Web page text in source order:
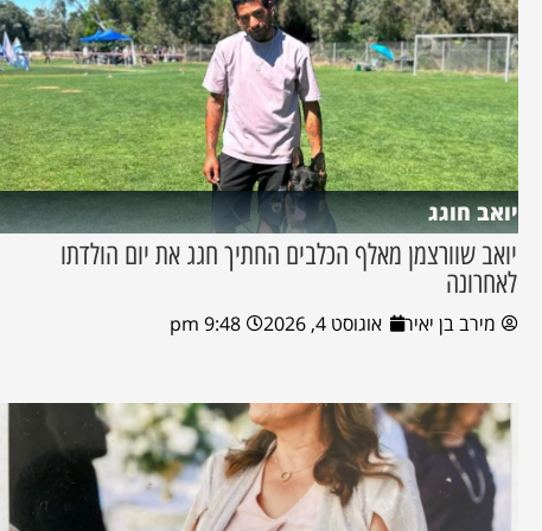
יואב חוגג
יואב שוורצמן מאלף הכלבים החתיך חגג את יום הולדתו
לאחרונה
מירב בן יאיר אוגוסט 4, 2026 9:48 pm